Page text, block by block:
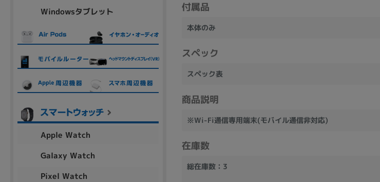
付属品
本体のみ
スペック
スペック表
商品説明
※Wi-Fi通信専用端末(モバイル通信非対応)
在庫数
総在庫数：3
Windowsタブレット
Apple Watch
Galaxy Watch
Pixel Watch
Webカメラ内蔵
ランク
商品状態の絞り込み
新品/未使用 中古 新品
Core i7